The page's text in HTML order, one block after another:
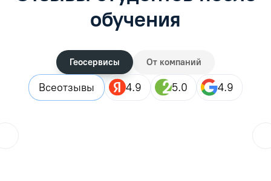
обучения
Геосервисы От компаний
Всеотзывы 4.9 5.0 4.9